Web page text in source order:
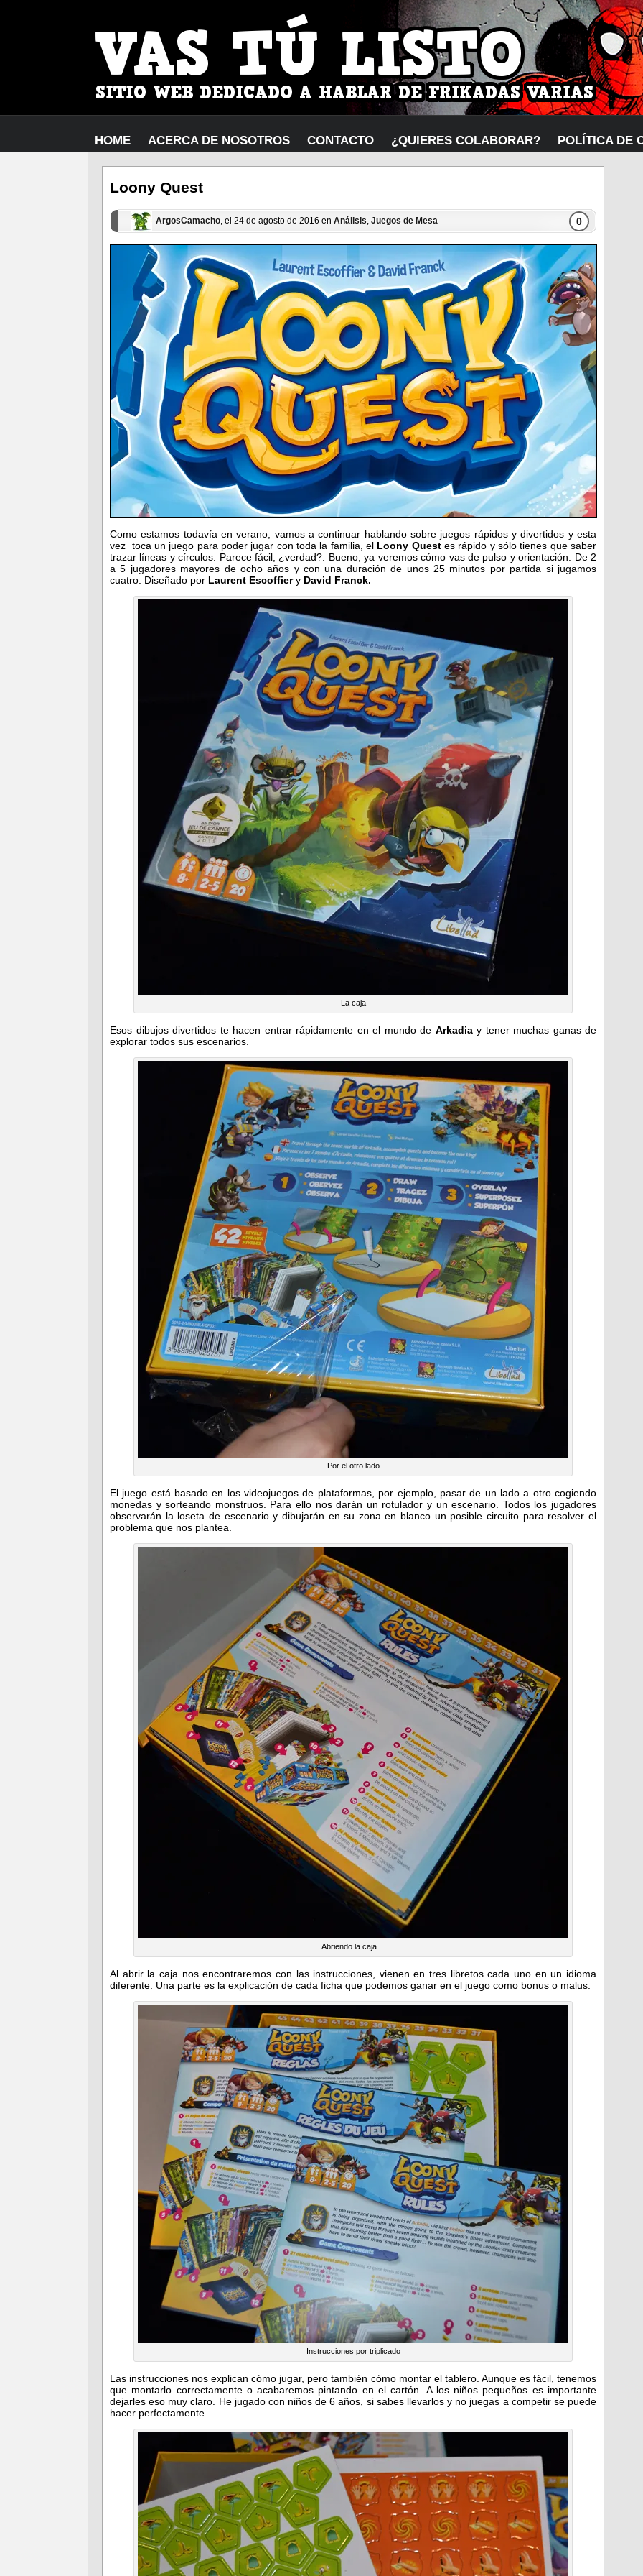
HOME ACERCA DE NOSOTROS CONTACTO ¿QUIERES COLABORAR? POLÍTICA DE
Loony Quest
ArgosCamacho, el 24 de agosto de 2016 en Análisis, Juegos de Mesa 0
Como estamos todavía en verano, vamos a continuar hablando sobre juegos rápidos y divertidos y esta
vez toca un juego para poder jugar con toda la familia, el Loony Questes rápido y sólo tienes que saber
trazar líneas y círculos. Parece fácil, ¿verdad?. Bueno, ya veremos cómo vas de pulso y orientación. De 2
a 5 jugadores mayores de ocho años y con una duración de unos 25 minutos por partida si jugamos
cuatro. Diseñado por Laurent Escoffiery David Franck.
La caja
Esos dibujos divertidos te hacen entrar rápidamente en el mundo de Arkadiay tener muchas ganas de
explorar todos sus escenarios.
Por el otro lado
El juego está basado en los videojuegos de plataformas, por ejemplo, pasar de un lado a otro cogiendo
monedas y sorteando monstruos. Para ello nos darán un rotulador y un escenario. Todos los jugadores
observarán la loseta de escenario y dibujarán en su zona en blanco un posible circuito para resolver el
problema que nos plantea.
Abriendo la caja…
Al abrir la caja nos encontraremos con las instrucciones, vienen en tres libretos cada uno en un idioma
diferente. Una parte es la explicación de cada ficha que podemos ganar en el juego como bonus o malus.
Instrucciones por triplicado
Las instrucciones nos explican cómo jugar, pero también cómo montar el tablero. Aunque es fácil, tenemos
que montarlo correctamente o acabaremos pintando en el cartón. A los niños pequeños es importante
dejarles eso muy claro. He jugado con niños de 6 años, si sabes llevarlos y no juegas a competir se puede
hacer perfectamente.